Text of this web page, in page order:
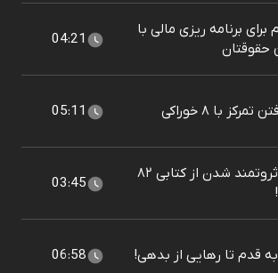
برای برنامه ریزی مالی با
حقوقتان
04:21
تمرکز با ۸ خوراکی 05:11
۶ راز ثروتمند شدن از کتابی ۸۲
03:45
قدم تا رهایی از بدهی! 06:58